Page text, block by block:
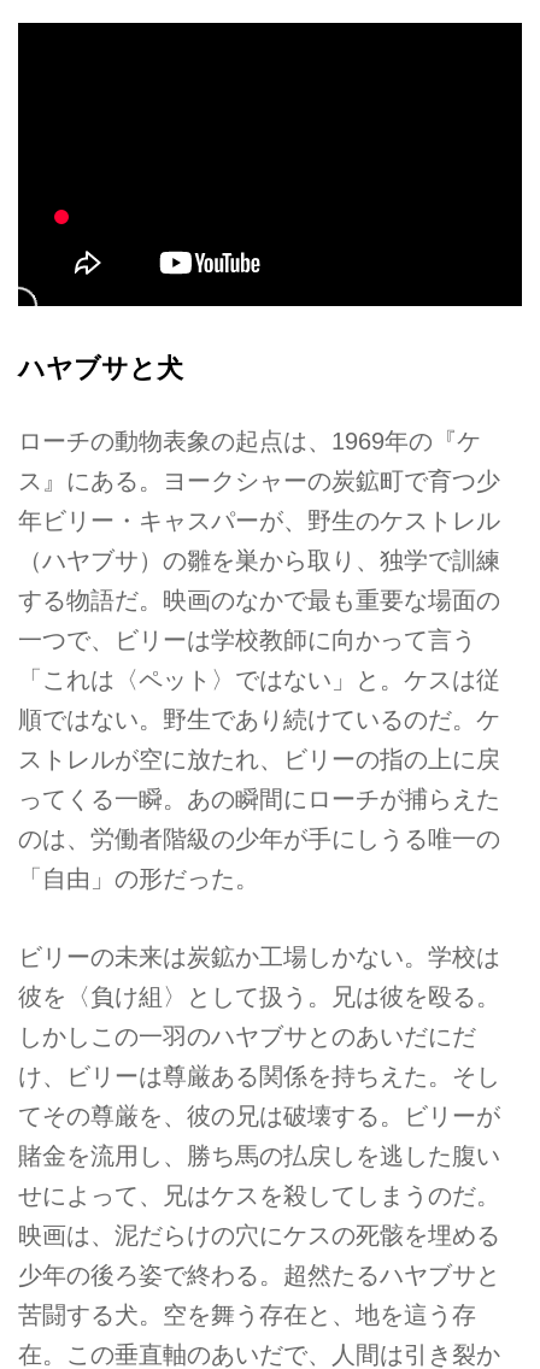
ハヤブサと犬
ローチの動物表象の起点は、1969年の『ケ
ス』にある。ヨークシャーの炭鉱町で育つ少
年ビリー・キャスパーが、野生のケストレル
（ハヤブサ）の雛を巣から取り、独学で訓練
する物語だ。映画のなかで最も重要な場面の
一つで、ビリーは学校教師に向かって言う
「これは〈ペット〉ではない」と。ケスは従
順ではない。野生であり続けているのだ。ケ
ストレルが空に放たれ、ビリーの指の上に戻
ってくる一瞬。あの瞬間にローチが捕らえた
のは、労働者階級の少年が手にしうる唯一の
「自由」の形だった。
ビリーの未来は炭鉱か工場しかない。学校は
彼を〈負け組〉として扱う。兄は彼を殴る。
しかしこの一羽のハヤブサとのあいだにだ
け、ビリーは尊厳ある関係を持ちえた。そし
てその尊厳を、彼の兄は破壊する。ビリーが
賭金を流用し、勝ち馬の払戻しを逃した腹い
せによって、兄はケスを殺してしまうのだ。
映画は、泥だらけの穴にケスの死骸を埋める
少年の後ろ姿で終わる。超然たるハヤブサと
苦闘する犬。空を舞う存在と、地を這う存
在。この垂直軸のあいだで、人間は引き裂か